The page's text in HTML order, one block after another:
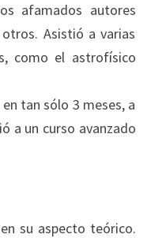
afamados autores
Asistió a varias
como el astrofísico
tan sólo 3 meses, a
a un curso avanzado
su aspecto teórico.